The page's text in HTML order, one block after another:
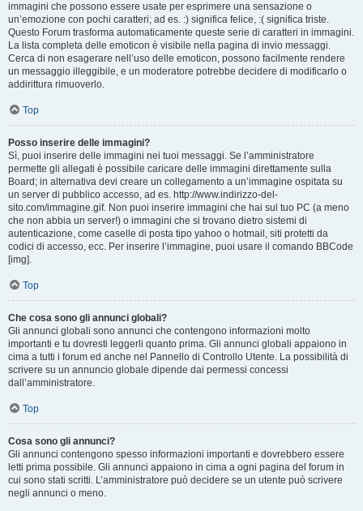
immagini che possono essere usate per esprimere una sensazione o
un’emozione con pochi caratteri; ad es. :) significa felice, :( significa triste.
Questo Forum trasforma automaticamente queste serie di caratteri in immagini.
La lista completa delle emoticon è visibile nella pagina di invio messaggi.
Cerca di non esagerare nell’uso delle emoticon, possono facilmente rendere
un messaggio illeggibile, e un moderatore potrebbe decidere di modificarlo o
addirittura rimuoverlo.
Top
Posso inserire delle immagini?
Sì, puoi inserire delle immagini nei tuoi messaggi. Se l’amministratore
permette gli allegati è possibile caricare delle immagini direttamente sulla
Board; in alternativa devi creare un collegamento a un’immagine ospitata su
un server di pubblico accesso, ad es. http://www.indirizzo-del-
sito.com/immagine.gif. Non puoi inserire immagini che hai sul tuo PC (a meno
che non abbia un server!) o immagini che si trovano dietro sistemi di
autenticazione, come caselle di posta tipo yahoo o hotmail, siti protetti da
codici di accesso, ecc. Per inserire l’immagine, puoi usare il comando BBCode
[img].
Top
Che cosa sono gli annunci globali?
Gli annunci globali sono annunci che contengono informazioni molto
importanti e tu dovresti leggerli quanto prima. Gli annunci globali appaiono in
cima a tutti i forum ed anche nel Pannello di Controllo Utente. La possibilità di
scrivere su un annuncio globale dipende dai permessi concessi
dall’amministratore.
Top
Cosa sono gli annunci?
Gli annunci contengono spesso informazioni importanti e dovrebbero essere
letti prima possibile. Gli annunci appaiono in cima a ogni pagina del forum in
cui sono stati scritti. L’amministratore può decidere se un utente può scrivere
negli annunci o meno.